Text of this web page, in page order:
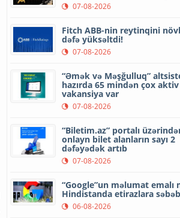
07-08-2026
Fitch ABB-nin reytinqini
dəfə yüksəltdi!
07-08-2026
“Əmək və Məşğulluq”
hazırda 65 mindən çox aktiv
vakansiya var
07-08-2026
“Biletim.az” portalı
onlayn bilet alanların sayı 2
dəfəyədək artıb
07-08-2026
“Google”un məlumat emalı
Hindistanda etirazlara
06-08-2026